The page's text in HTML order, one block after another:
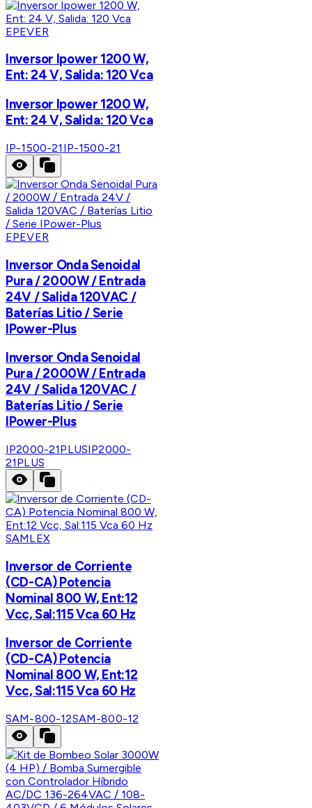
EPEVER
Inversor Ipower 1200 W,
Ent: 24 V, Salida: 120 Vca
Inversor Ipower 1200 W,
Ent: 24 V, Salida: 120 Vca
IP-1500-21 IP-1500-21
EPEVER
Inversor Onda Senoidal
Pura / 2000W / Entrada
24V / Salida 120VAC /
Baterías Litio / Serie
IPower-Plus
Inversor Onda Senoidal
Pura / 2000W / Entrada
24V / Salida 120VAC /
Baterías Litio / Serie
IPower-Plus
IP2000-21PLUSIP2000-
21PLUS
SAMLEX
Inversor de Corriente
(CD-CA) Potencia
Nominal 800 W, Ent:12
Vcc, Sal:115 Vca 60 Hz
Inversor de Corriente
(CD-CA) Potencia
Nominal 800 W, Ent:12
Vcc, Sal:115 Vca 60 Hz
SAM-800-12SAM-800-12